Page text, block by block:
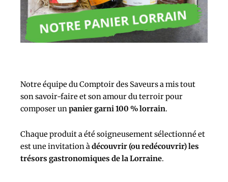
Notre équipe du Comptoir des Saveursa mis tout
son savoir-faire et son amour du terroir pour
composer unpanier garni 100 % lorrain.
Chaque produit a été soigneusement sélectionné et
estune invitation àdécouvrir (ou redécouvrir) les
trésors gastronomiques de la Lorraine.